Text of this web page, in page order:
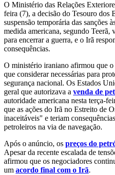
O Ministério das Relações
feira (7), a decisão do Tesouro dos
suspensão temporária das sanções
medida americana, segundo Teerã,
para encerrar a guerra, e o Irã
consequências.
O ministério iraniano afirmou que o
que considerar necessárias para
segurança nacional. Os Estados
geral que autorizava a venda de
autoridade americana nesta terça-
que as ações do Irã no Estreito de
inaceitáveis" e teriam
petroleiros na via de navegação.
Após o anúncio, os preços do
Apesar da recente escalada de
afirmou que os negociadores
um acordo final com o Irã.